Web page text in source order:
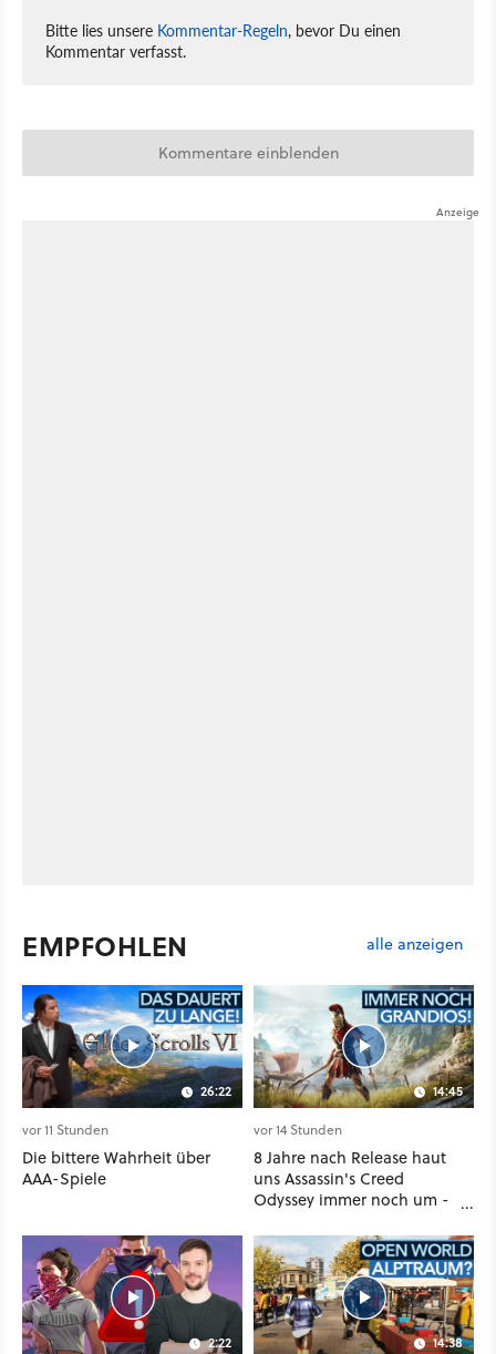
Bitte lies unsere Kommentar-Regeln, bevor Du einen
Kommentar verfasst.
Kommentare einblenden
EMPFOHLEN alle anzeigen
26:22
vor 11 Stunden
Die bittere Wahrheit über
AAA-Spiele
14:45
vor 14 Stunden
8 Jahre nach Release haut
uns Assassin's Creed
Odyssey immer noch um -
2:22 14:38